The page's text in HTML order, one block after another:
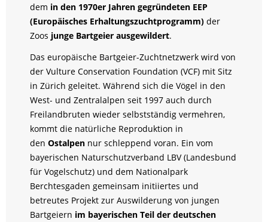
dem in den 1970er Jahren gegründeten EEP
(Europäisches Erhaltungszuchtprogramm) der
Zoos junge Bartgeier ausgewildert.
Das europäische Bartgeier-Zuchtnetzwerk wird von
der Vulture Conservation Foundation (VCF) mit Sitz
in Zürich geleitet. Während sich die Vögel in den
West- und Zentralalpen seit 1997 auch durch
Freilandbruten wieder selbstständig vermehren,
kommt die natürliche Reproduktion in
den Ostalpen nur schleppend voran. Ein vom
bayerischen Naturschutzverband LBV (Landesbund
für Vogelschutz) und dem Nationalpark
Berchtesgaden gemeinsam initiiertes und
betreutes Projekt zur Auswilderung von jungen
Bartgeiern im bayerischen Teil der deutschen